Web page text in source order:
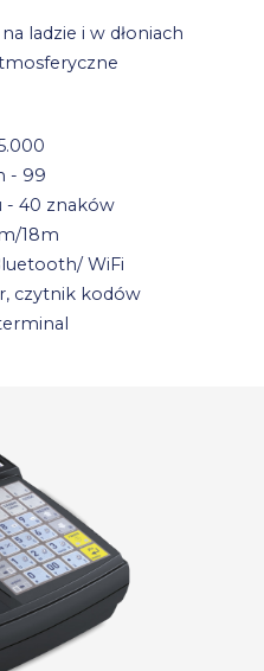
ladzie i w dłoniach
- 99
- 40 znaków
18m
WiFi
czytnik kodów